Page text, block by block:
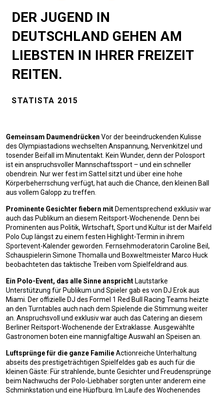
DER JUGEND IN
DEUTSCHLAND GEHEN AM
LIEBSTEN IN IHRER FREIZEIT
REITEN.
STATISTA 2015
Gemeinsam Daumendrücken Vor der beeindruckenden Kulisse
des Olympiastadions wechselten Anspannung, Nervenkitzel und
tosender Beifall im Minutentakt. Kein Wunder, denn der Polosport
ist ein anspruchsvoller Mannschaftssport – und ein schneller
obendrein. Nur wer fest im Sattel sitzt und über eine hohe
Körperbeherrschung verfügt, hat auch die Chance, den kleinen Ball
aus vollem Galopp zu treffen.
Prominente Gesichter fiebern mitDementsprechend exklusiv war
auch das Publikum an diesem Reitsport-Wochenende. Denn bei
Prominenten aus Politik, Wirtschaft, Sport und Kultur ist der Maifeld
Polo Cup längst zu einem festen Highlight-Termin in ihrem
Sportevent-Kalender geworden. Fernsehmoderatorin Caroline Beil,
Schauspielerin Simone Thomalla und Boxweltmeister Marco Huck
beobachteten das taktische Treiben vom Spielfeldrand aus.
Ein Polo-Event, das alle Sinne ansprichtLautstarke
Unterstützung für Publikum und Spieler gab es von DJ Erok aus
Miami. Der offizielle DJ des Formel 1 Red Bull Racing Teams heizte
an den Turntables auch nach dem Spielende die Stimmung weiter
an. Anspruchsvoll und exklusiv war auch das Catering an diesem
Berliner Reitsport-Wochenende der Extraklasse. Ausgewählte
Gastronomen boten eine mannigfaltige Auswahl an Speisen an.
Luftsprünge für die ganze FamilieActionreiche Unterhaltung
abseits des prestigeträchtigen Spielfeldes gab es auch für die
kleinen Gäste: Für strahlende, bunte Gesichter und Freudensprünge
beim Nachwuchs der Polo-Liebhaber sorgten unter anderem eine
Schminkstation und eine Hüpfburg. Im Laufe des Wochenendes